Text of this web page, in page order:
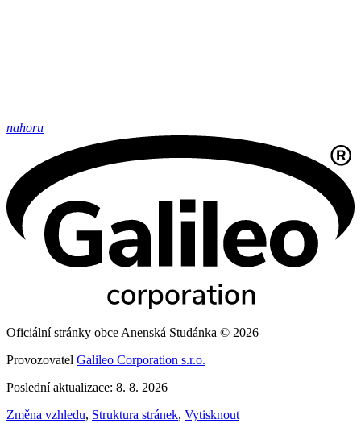
nahoru
Oficiální stránky obce Anenská Studánka © 2026
Provozovatel Galileo Corporation s.r.o.
Poslední aktualizace: 8. 8. 2026
Změna vzhledu, Struktura stránek, Vytisknout